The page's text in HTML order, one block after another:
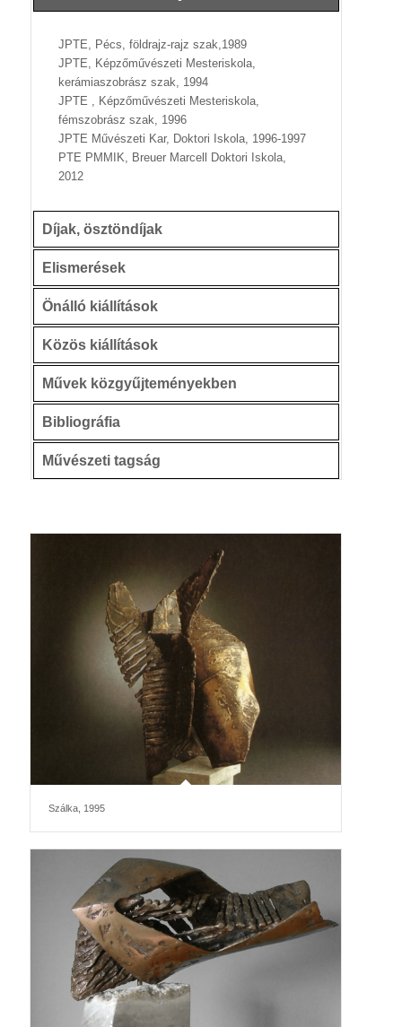
JPTE, Pécs, földrajz-rajz szak,1989
JPTE, Képzőművészeti Mesteriskola,
kerámiaszobrász szak, 1994
JPTE , Képzőművészeti Mesteriskola,
fémszobrász szak, 1996
JPTE Művészeti Kar, Doktori Iskola, 1996-1997
PTE PMMIK, Breuer Marcell Doktori Iskola,
2012
Díjak, ösztöndíjak
Elismerések
Önálló kiállítások
Közös kiállítások
Művek közgyűjteményekben
Bibliográfia
Művészeti tagság
Szálka, 1995